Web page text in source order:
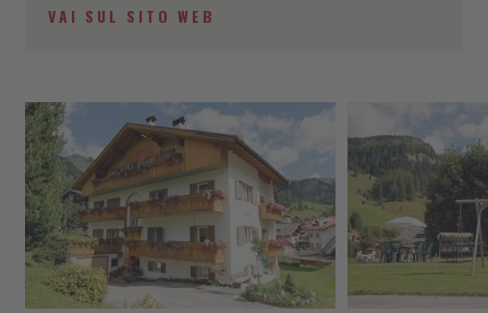
VAI SUL SITO WEB